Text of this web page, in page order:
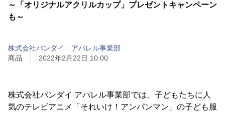
～「オリジナルアクリルカップ」プレゼントキャンペーン
も～
株式会社バンダイ アパレル事業部
商品
2022年2月22日 10:00
株式会社バンダイ アパレル事業部では、子どもたちに人
気のテレビアニメ「それいけ！アンパンマン」の子ども服